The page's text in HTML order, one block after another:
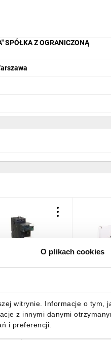
O plikach cookies
witrynie. Informacje o tym,
z innymi danymi
i preferencji.
SPÓŁKA Z OGRANICZONĄ
złbrutto 78,45